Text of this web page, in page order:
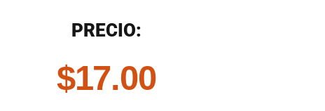
PRECIO:
$17.00